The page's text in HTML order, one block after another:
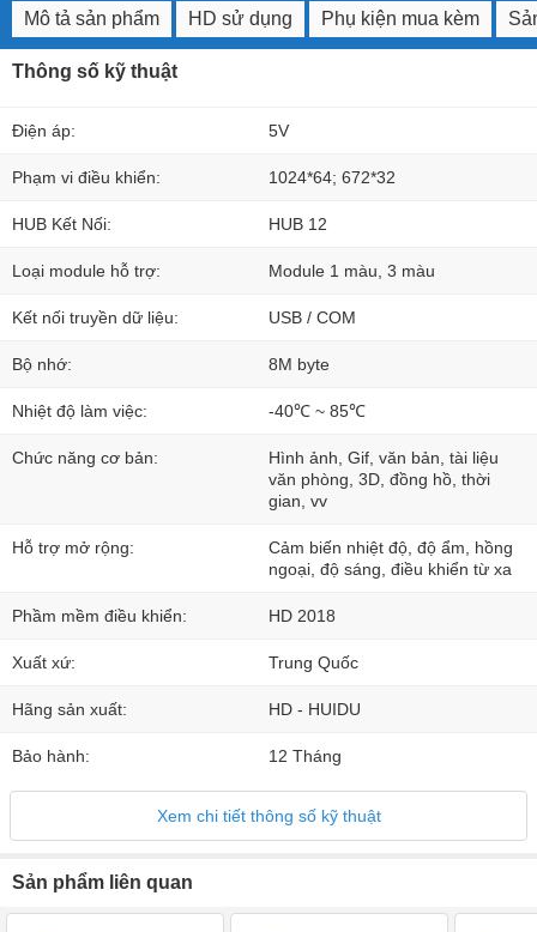
Mô tả sản phẩm HD sử dụng Phụ kiện mua kèm
Thông số kỹ thuật
Điện áp: 5V
Phạm vi điều khiển: 1024*64; 672*32
HUB Kết Nối: HUB 12
Loại module hỗ trợ: Module 1 màu, 3 màu
Kết nối truyền dữ liệu: USB / COM
Bộ nhớ: 8M byte
Nhiệt độ làm việc: -40℃ ~ 85℃
Chức năng cơ bản:
Hình ảnh, Gif, văn bản, tài liệu
văn phòng, 3D, đồng hồ, thời
gian, vv
Hỗ trợ mở rộng:
Cảm biến nhiệt độ, độ ẩm, hồng
ngoại, độ sáng, điều khiển từ xa
Phầm mềm điều khiển: HD 2018
Xuất xứ: Trung Quốc
Hãng sản xuất: HD - HUIDU
Bảo hành: 12 Tháng
Xem chi tiết thông số kỹ thuật
Sản phẩm liên quan